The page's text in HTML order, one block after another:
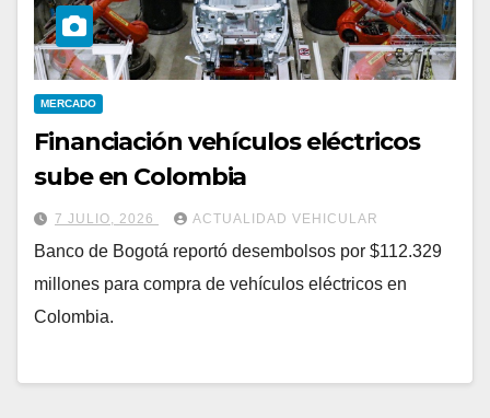
MERCADO
Financiación vehículos eléctricos
sube en Colombia
7 JULIO, 2026 ACTUALIDAD VEHICULAR
Banco de Bogotá reportó desembolsos por $112.329
millones para compra de vehículos eléctricos en
Colombia.